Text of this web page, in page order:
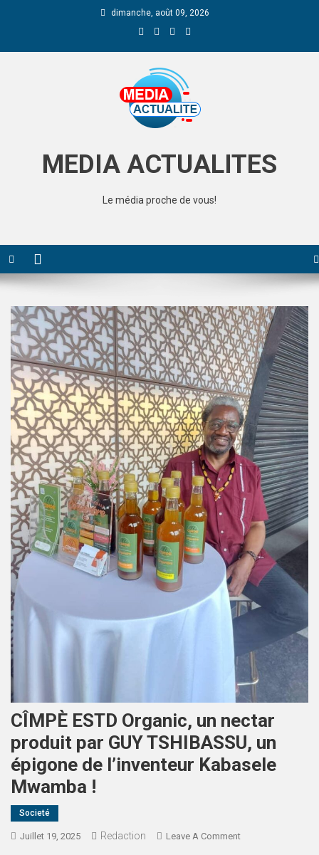
dimanche, août 09, 2026
MEDIA ACTUALITES
Le média proche de vous!
CÎMPÈ ESTD Organic, un nectar
produit par GUY TSHIBASSU, un
épigone de l’inventeur Kabasele
Mwamba !
Societé
Juillet 19, 2025 Redaction Leave A Comment